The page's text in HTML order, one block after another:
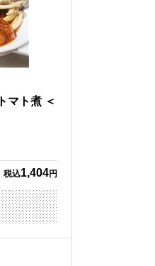
マト煮 ＜
税込1,404円